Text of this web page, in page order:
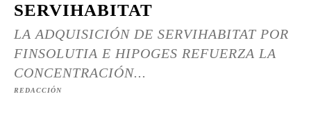
SERVIHABITAT
LA ADQUISICIÓN DE SERVIHABITAT POR
FINSOLUTIA E HIPOGES REFUERZA LA
CONCENTRACIÓN...
REDACCIÓN